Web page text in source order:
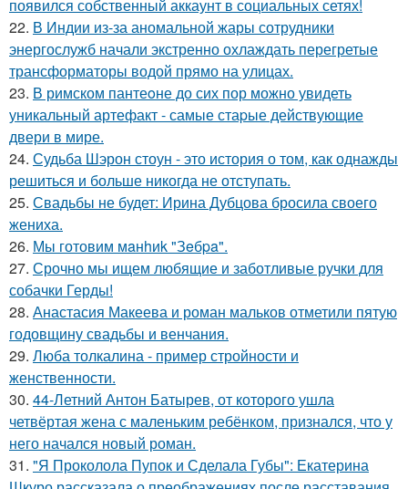
появился собственный аккаунт в социальных сетях!
22. В Индии из-за аномальной жары сотрудники
энергослужб начали экстренно охлаждать перегретые
трансформаторы водой прямо на улицах.
23. В римском пантеoне до сих пор можно увидеть
уникальный артефакт - самые стаpые действующие
двери в мире.
24. Судьба Шэрон стоун - это история о том, как однажды
решиться и больше никогда не отступать.
25. Свадьбы не будет: Ирина Дубцова бросила своего
жениха.
26. Мы готовим мaнhиk "Зeбpa".
27. Срочно мы ищем любящие и заботливые ручки для
собачки Герды!
28. Анастасия Макеева и роман мальков отметили пятую
годовщину свадьбы и венчания.
29. Люба толкалина - пример стройности и
женственности.
30. 44-Летний Антон Батырев, от которого ушла
четвёртая жена с маленьким ребёнком, признался, что у
него начался новый роман.
31. "Я Проколола Пупок и Сделала Губы": Екатерина